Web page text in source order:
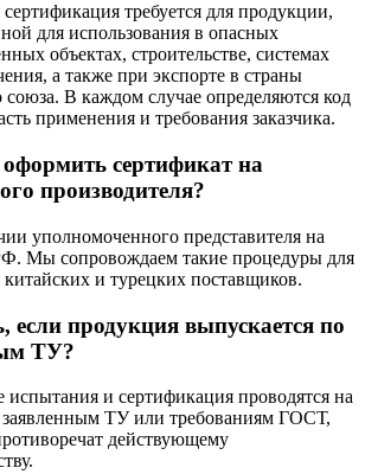
сертификация требуется для продукции,
для использования в опасных
объектах, строительстве, системах
а также при экспорте в страны
В каждом случае определяются код
применения и требования заказчика.
сертификат на
производителя?
уполномоченного представителя на
Мы сопровождаем такие процедуры для
и турецких поставщиков.
если продукция выпускается по
ТУ?
испытания и сертификация проводятся на
заявленным ТУ или требованиям ГОСТ,
действующему